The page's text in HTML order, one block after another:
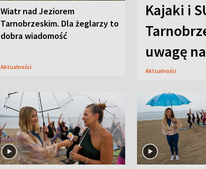
Wiatr nad Jeziorem
Tarnobrzeskim. Dla żeglarzy to
dobra wiadomość
Aktualności
Kajaki i
uwagę
Aktualności